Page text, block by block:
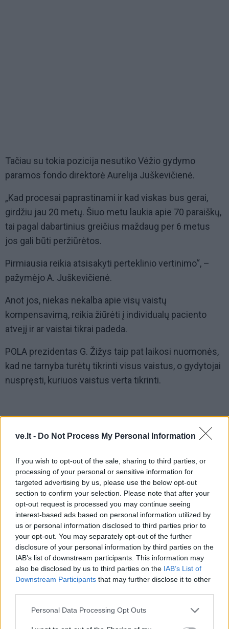
ve.lt - Do Not Process My Personal Information
If you wish to opt-out of the sale, sharing to third parties, or
processing of your personal or sensitive information for
targeted advertising by us, please use the below opt-out
section to confirm your selection. Please note that after your
opt-out request is processed you may continue seeing
interest-based ads based on personal information utilized by
us or personal information disclosed to third parties prior to
your opt-out. You may separately opt-out of the further
disclosure of your personal information by third parties on the
IAB’s list of downstream participants. This information may
also be disclosed by us to third parties on the IAB’s List of
Downstream Participants that may further disclose it to other
Personal Data Processing Opt Outs
Tačiau su tokia pozicija nesutiko Vėžio gydymo
paramos fondo direktorė Aurelija Juškevičienė.
„Kad procesai paprastinami ir kad viskas bus gerai,
girdžiu jau 20 metų. Šiuo metu laukia apie 70 paraiškų,
tai pagal dabartinius greičius maždaug per 6 metus
jos gali būti peržiūrėtos.
Pirmiausia reikia atsisakyti perteklinio vertinimo“, –
pažymėjo A. Juškevičienė.
Anot jos, niekas nekalba apie visų vaistų
kompensavimą, reikia žiūrėti į individualų paciento
atvejį ir ar vaistai tikrai padeda.
POLA prezidentas G. Žižys taip pat laikosi nuomonės,
kad ne tarnyba turėtų tikrinti visus vaistus, o gydytojai
nuspręsti, kuriuos vaistus verta tikrinti.
Į Klaipėdą iš emigracijos
grįžusi Karina Kučinskienė
įvardijo didžiausią savo
norą
Jūros šventę anksčiau
puošęs Anatolijus
Klemencovas: gal jau
užtenka
Šiuo metu skaitomiausi